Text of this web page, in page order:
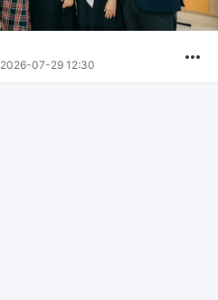
2026-07-29 12:30